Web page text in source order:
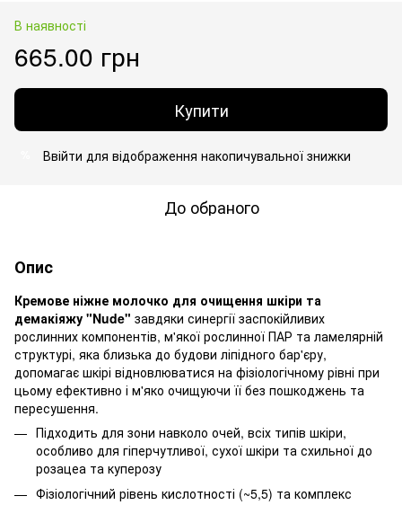
В наявності
665.00 грн
Купити
Ввійти для відображення накопичувальної знижки
До обраного
Опис
Кремове ніжне молочко для очищення шкіри та
демакіяжу "Nude" завдяки синергії заспокійливих
рослинних компонентів, м'якої рослинної ПАР та ламелярній
структурі, яка близька до будови ліпідного бар'єру,
допомагає шкірі відновлюватися на фізіологічному рівні при
цьому ефективно і м'яко очищуючи її без пошкоджень та
пересушення.
Підходить для зони навколо очей, всіх типів шкіри,
особливо для гіперчутливої, сухої шкіри та схильної до
розацеа та куперозу
Фізіологічний рівень кислотності (~5,5) та комплекс